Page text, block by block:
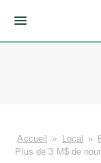
Accueil » Local »
Plus de 3 M$ de